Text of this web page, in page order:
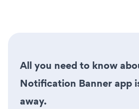
All you need to know
Notification Banner app
away.